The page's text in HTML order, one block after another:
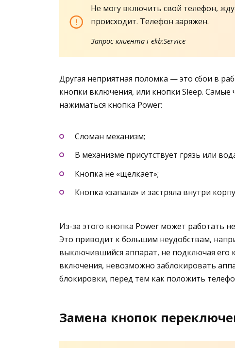
Не могу включить свой телефон,
происходит. Телефон заряжен.
Запрос клиента i-ekb:Service
Другая неприятная поломка — это сбои в
кнопки включения, или кнопки Sleep.
нажиматься кнопка Power:
Сломан механизм;
В механизме присутствует грязь или
Кнопка не «щелкает»;
Кнопка «запала» и застряла внутри
Из-за этого кнопка Power может работать
Это приводит к большим неудобствам,
выключившийся аппарат, не подключая
включения, невозможно заблокировать
блокировки, перед тем как положить
Замена кнопок